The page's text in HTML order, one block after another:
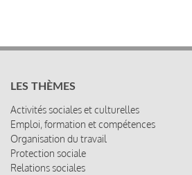
LES THÈMES
Activités sociales et culturelles
Emploi, formation et compétences
Organisation du travail
Protection sociale
Relations sociales